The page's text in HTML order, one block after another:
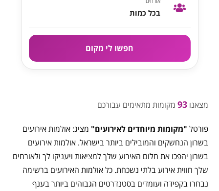
בכל כמות
חפשו לי מקום
מצאנו93 מקומות מתאימים עבורכם
פורטל "מקומות מיוחדים לאירועים" מציג: אולמות אירועים
בשרון הנחשקים והמובילים ביותר בישראל. אולמות אירועים
בשרון יהפכו את חלום האירוע שלך למציאות ויעניקו לך ולאורחים
שלך חווית אירוע בלתי נשכחת. כל אולמות האירועים ברשימה
נבחרו בקפידה ועומדים בסטנדרטים הגבוהים ביותר בענף